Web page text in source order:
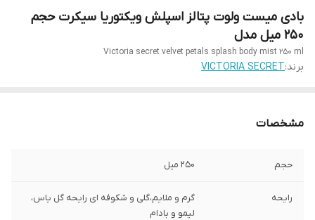
بادی میست ولوت پتالز اسپلش ویکتوریا سیکرت حجم
۲۵۰ میل مدل
Victoria secret velvet petals splash body mist 250 ml
برند:VICTORIA SECRET
مشخصات
حجم ۲۵۰ میل
رایحه
گرم و ملایم،گلی و شکوفه ای رایحه گل یاس،
لیمو و بادام